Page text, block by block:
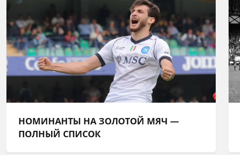
НОМИНАНТЫ НА ЗОЛОТОЙ МЯЧ —
ПОЛНЫЙ СПИСОК